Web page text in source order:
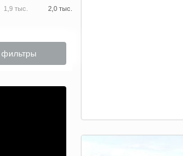
1,9 тыс. 2,0 тыс.